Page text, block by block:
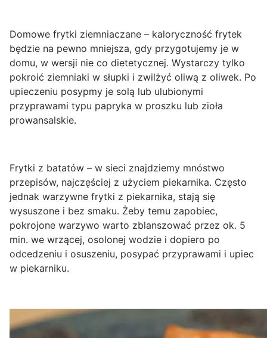
Domowe frytki ziemniaczane – kaloryczność frytek
będzie na pewno mniejsza, gdy przygotujemy je w
domu, w wersji nie co dietetycznej. Wystarczy tylko
pokroić ziemniaki w słupki i zwilżyć oliwą z oliwek. Po
upieczeniu posypmy je solą lub ulubionymi
przyprawami typu papryka w proszku lub zioła
prowansalskie.
Frytki z batatów – w sieci znajdziemy mnóstwo
przepisów, najczęściej z użyciem piekarnika. Często
jednak warzywne frytki z piekarnika, stają się
wysuszone i bez smaku. Żeby temu zapobiec,
pokrojone warzywo warto zblanszować przez ok. 5
min. we wrzącej, osolonej wodzie i dopiero po
odcedzeniu i osuszeniu, posypać przyprawami i upiec
w piekarniku.